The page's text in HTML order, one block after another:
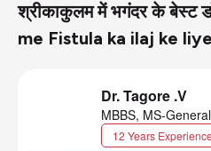
श्रीकाकुलम में भगंदर के बेस्ट
me Fistula ka ilaj ke
Dr. Tagore .V
MBBS, MS-
12 Years